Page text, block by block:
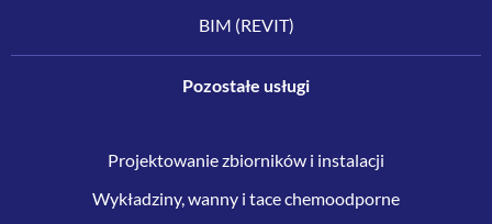
BIM (REVIT)
Pozostałe usługi
Projektowanie zbiorników i instalacji
Wykładziny, wanny i tace chemoodporne